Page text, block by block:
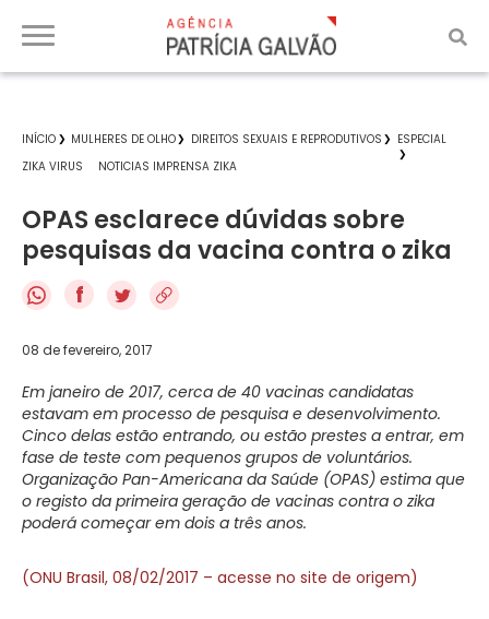
INÍCIO MULHERES DE OLHO DIREITOS SEXUAIS E REPRODUTIVOS
ESPECIAL
ZIKA VIRUS
NOTICIAS IMPRENSA ZIKA
OPAS esclarece dúvidas sobre
pesquisas da vacina contra o zika
f
08 de fevereiro, 2017
Em janeiro de 2017, cerca de 40 vacinas candidatas
estavam em processo de pesquisa e desenvolvimento.
Cinco delas estão entrando, ou estão prestes a entrar, em
fase de teste com pequenos grupos de voluntários.
Organização Pan-Americana da Saúde (OPAS) estima que
o registo da primeira geração de vacinas contra o zika
poderá começar em dois a três anos.
(ONU Brasil, 08/02/2017 – acesse no site de origem)